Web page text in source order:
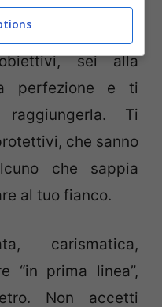
dipenda solo ed
sodo per
sei alla
perfezione e ti
Ti
che sanno
che sappia
al tuo fianco.
carismatica,
“in prima linea”,
Non accetti